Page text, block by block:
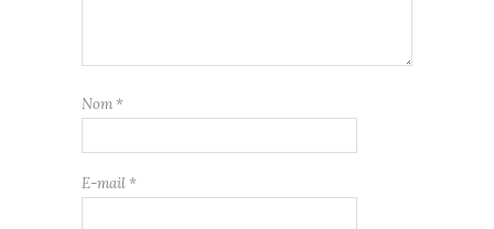
Nom *
E-mail *